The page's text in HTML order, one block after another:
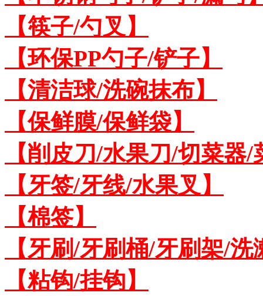
【筷子/勺叉】
【环保PP勺子/铲子】
【清洁球/洗碗抹布】
【保鲜膜/保鲜袋】
【削皮刀/水果刀/切菜器
【牙签/牙线/水果叉】
【棉签】
【牙刷/牙刷桶/牙刷架/洗
【粘钩/挂钩】